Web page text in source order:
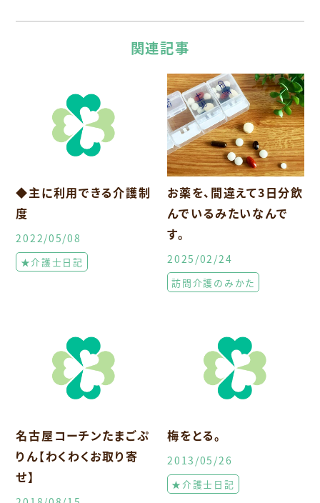
関連記事
◆主に利用できる介護制
度
2022/05/08
★介護士日記
お薬を、間違えて3日分飲
んでいるみたいなんで
す。
2025/02/24
訪問介護のみかた
名古屋コーチンたまごぷ
りん【わくわくお取り寄
せ】
梅をとる。
2013/05/26
★介護士日記